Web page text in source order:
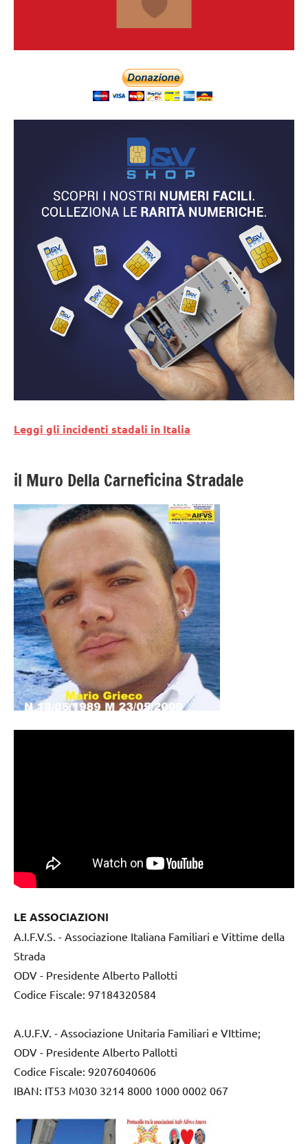
Leggi gli incidenti stadali in Italia
il Muro Della Carneficina Stradale
LE ASSOCIAZIONI
A.I.F.V.S. - Associazione Italiana Familiari e Vittime della
Strada
ODV - Presidente Alberto Pallotti
Codice Fiscale: 97184320584
A.U.F.V. - Associazione Unitaria Familiari e VIttime;
ODV - Presidente Alberto Pallotti
Codice Fiscale: 92076040606
IBAN: IT53 M030 3214 8000 1000 0002 067